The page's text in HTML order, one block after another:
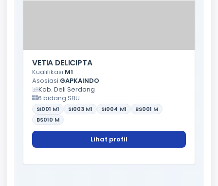
VETIA DELICIPTA
Kualifikasi:M1
Asosiasi:GAPKAINDO
Kab. Deli Serdang
6 bidang SBU
SI001 M1 SI003 M1 SI004 M1 BS001 M
BS010 M
Lihat profil